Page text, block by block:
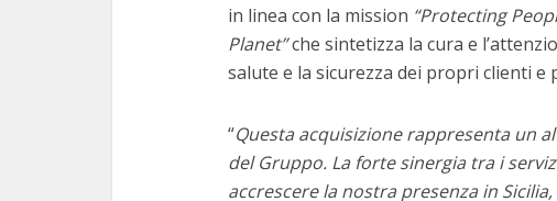
in linea con la mission “Protecting
Planet”che sintetizza la cura e
salute e la sicurezza dei propri clienti e
“Questa acquisizione rappresenta un
del Gruppo. La forte sinergia tra i
accrescere la nostra presenza in